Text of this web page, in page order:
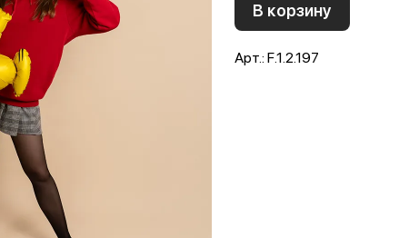
В корзину
Арт.: F.1.2.197